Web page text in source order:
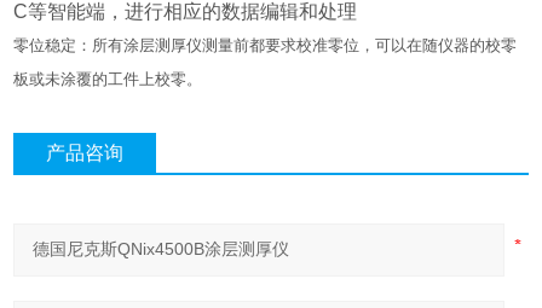
C等智能端，进行相应的数据编辑和处理
零位稳定：所有涂层测厚仪测量前都要求校准零位，可以在随仪器的校零
板或未涂覆的工件上校零。
产品咨询